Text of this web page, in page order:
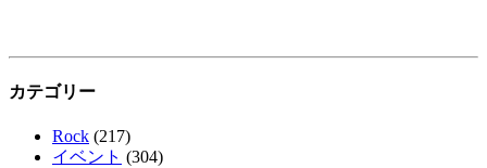
カテゴリー
Rock (217)
イベント (304)